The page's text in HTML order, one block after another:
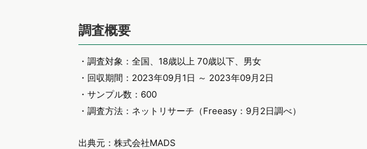
調査概要
・調査対象：全国、18歳以上 70歳以下、男女
・回収期間：2023年09月1日 ～ 2023年09月2日
・サンプル数：600
・調査方法：ネットリサーチ（Freeasy：9月2日調べ）
出典元：株式会社MADS